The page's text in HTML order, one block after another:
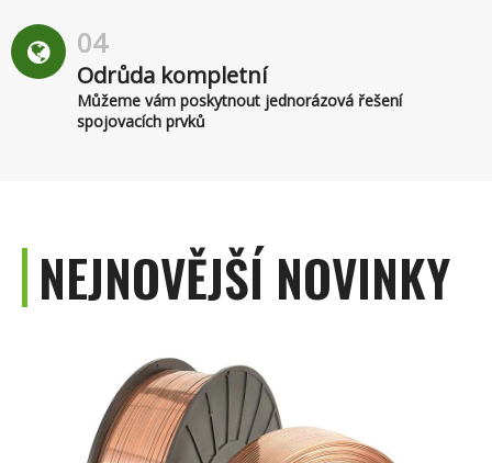
04
Odrůda kompletní
Můžeme vám poskytnout jednorázová řešení
spojovacích prvků
NEJNOVĚJŠÍ NOVINKY